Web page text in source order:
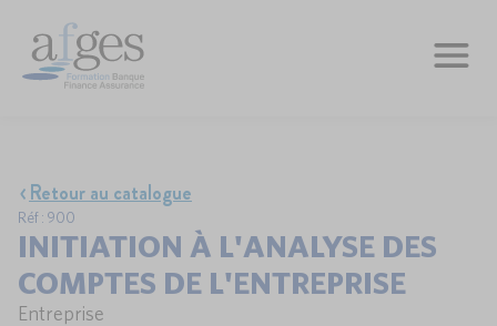
Retour au catalogue
Réf : 900
INITIATION À L'ANALYSE DES
COMPTES DE L'ENTREPRISE
Entreprise